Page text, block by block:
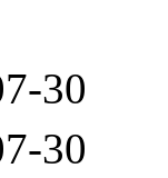
30
30